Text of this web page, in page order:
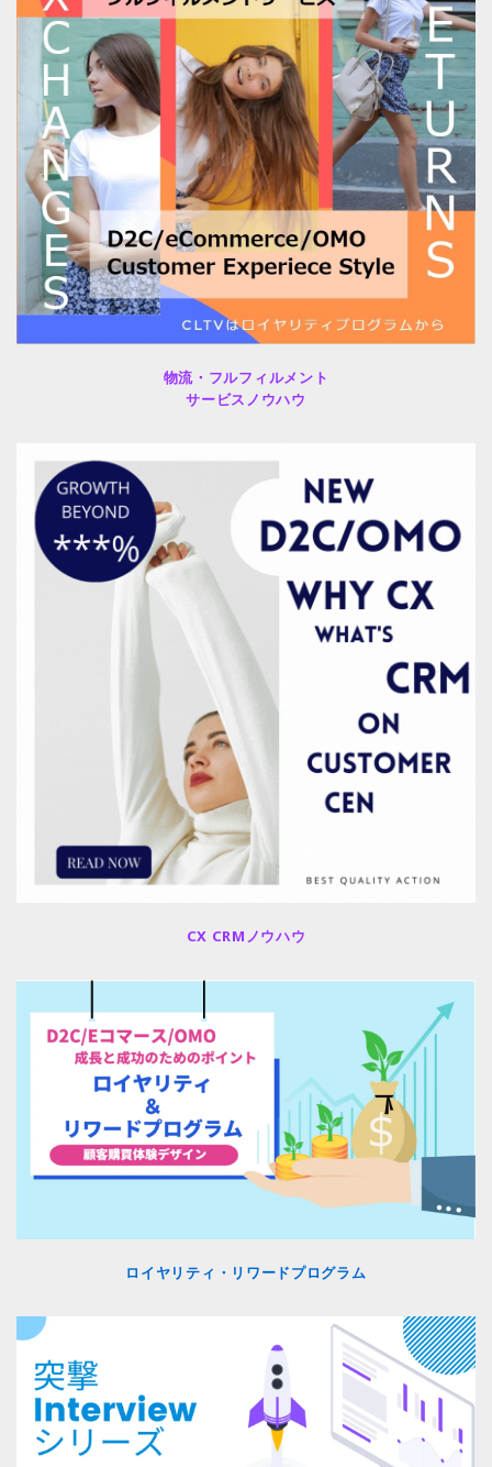
物流・フルフィルメント
サービスノウハウ
CX CRMノウハウ
ロイヤリティ・リワードプログラム